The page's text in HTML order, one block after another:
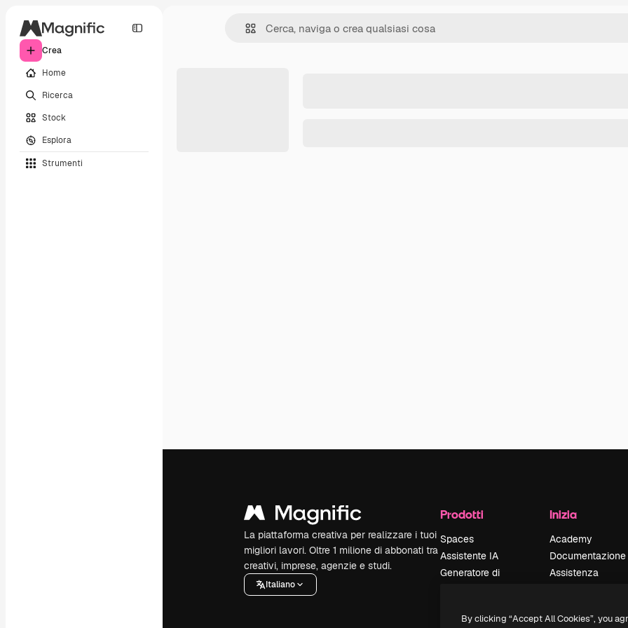
Crea
Home
Ricerca
Stock
Esplora
Strumenti
La piattaforma creativa per realizzare i tuoi
migliori lavori. Oltre 1 milione di abbonati tra
creativi, imprese, agenzie e studi.
Italiano
Prodotti
Spaces
Assistente IA
Generatore di
Inizia
Academy
Documentazione
Assistenza
Politica sulla
By clicking “Accept All Cookies”, you